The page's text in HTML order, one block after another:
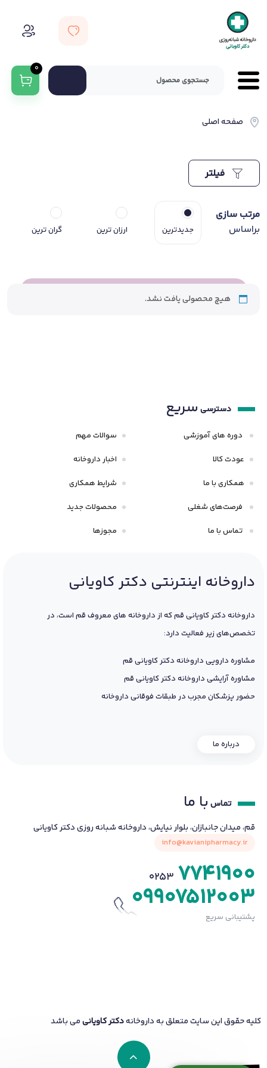
0
صفحه اصلی
مرتب سازی
براساس
جدیدترین ارزان ترین گران ترین
هیچ محصولی یافت نشد.
دسترسی سریع
دوره های آموزشی
عودت کالا
همکاری با ما
فرصت‌های شغلی
تماس با ما
سوالات مهم
اخبار داروخانه
شرایط همکاری
محصولات جدید
مجوزها
داروخانه اینترنتی دکتر کاویانی
داروخانه دکتر کاویانی قم که از داروخانه های معروف قم است، در
تخصص‌های زیر فعالیت دارد:
مشاوره دارویی داروخانه دکتر کاویانی قم
مشاوره آرایشی داروخانه دکتر کاویانی قم
حضور پزشکان مجرب در طبقات فوقانی داروخانه
درباره ما
تماس با ما
قم، میدان جانبازان، بلوار نیایش، داروخانه شبانه روزی دکتر کاویانی
info@kavianipharmacy.ir
0253 7741900
09907512003
پشتیبانی سریع
کلیه حقوق این سایت متعلق به داروخانهدکتر کاویانیمی باشد